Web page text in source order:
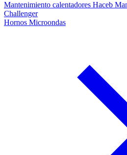
Mantenimiento calentadores Haceb
Challenger
Hornos Microondas